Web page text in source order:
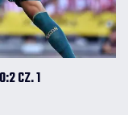
CZ. 1